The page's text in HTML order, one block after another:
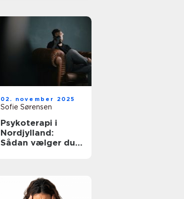
02. november 2025
Sofie Sørensen
Psykoterapi i
Nordjylland:
Sådan vælger du